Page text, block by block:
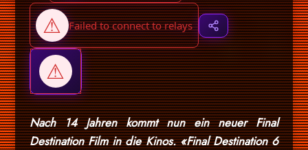
Nach 14 Jahren kommt nun ein neuer Final
Destination Film in die Kinos. «Final Destination 6